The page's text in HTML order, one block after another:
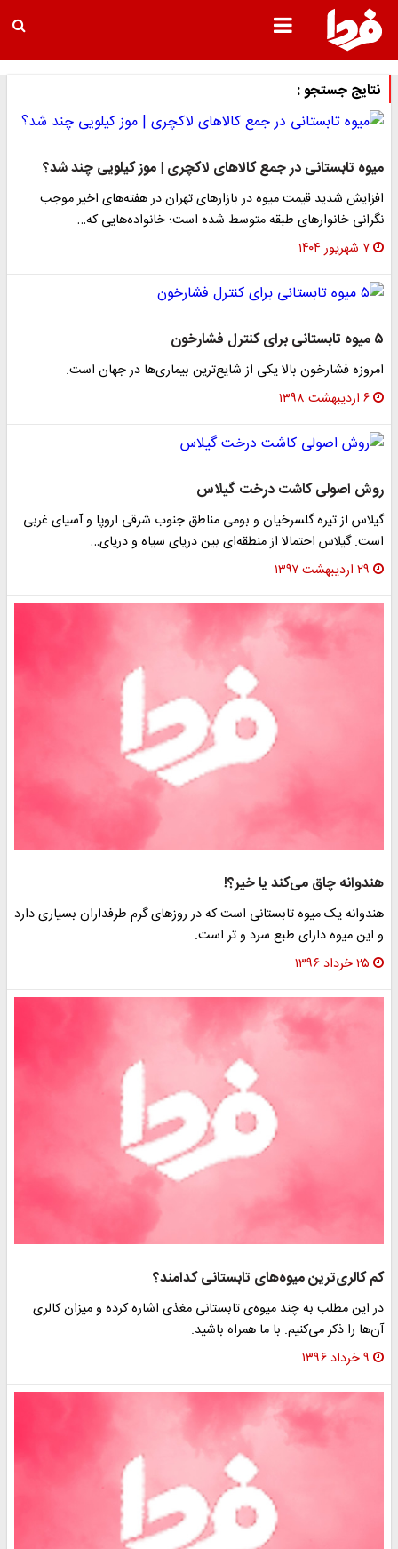
نتایج جستجو :
میوه تابستانی در جمع کالاهای لاکچری | موز کیلویی چند شد؟
افزایش شدید قیمت میوه در بازارهای تهران در هفته‌های اخیر موجب
نگرانی خانوارهای طبقه متوسط شده است؛ خانواده‌هایی که…
۷ شهریور ۱۴۰۴
۵ میوه تابستانی برای کنترل فشارخون
امروزه فشارخون بالا یکی از شایع‌ترین بیماری‌ها در جهان است.
۶ اردیبهشت ۱۳۹۸
روش اصولی کاشت درخت گیلاس
گیلاس از تیره گلسرخیان و بومی مناطق جنوب شرقی اروپا و آسیای غربی
است. گیلاس احتمالا از منطقه‌ای بین دریای سیاه و دریای…
۲۹ اردیبهشت ۱۳۹۷
هندوانه چاق می‌کند یا خیر؟!
هندوانه یک میوه تابستانی است که در روزهای گرم طرفداران بسیاری دارد
و این میوه دارای طبع سرد و تر است.
۲۵ خرداد ۱۳۹۶
کم کالری‌ترین میوه‌های تابستانی کدامند؟
در این مطلب به چند میوه‌ی تابستانی مغذی اشاره کرده و میزان کالری
آن‌ها را ذکر می‌کنیم. با ما همراه باشید.
۹ خرداد ۱۳۹۶